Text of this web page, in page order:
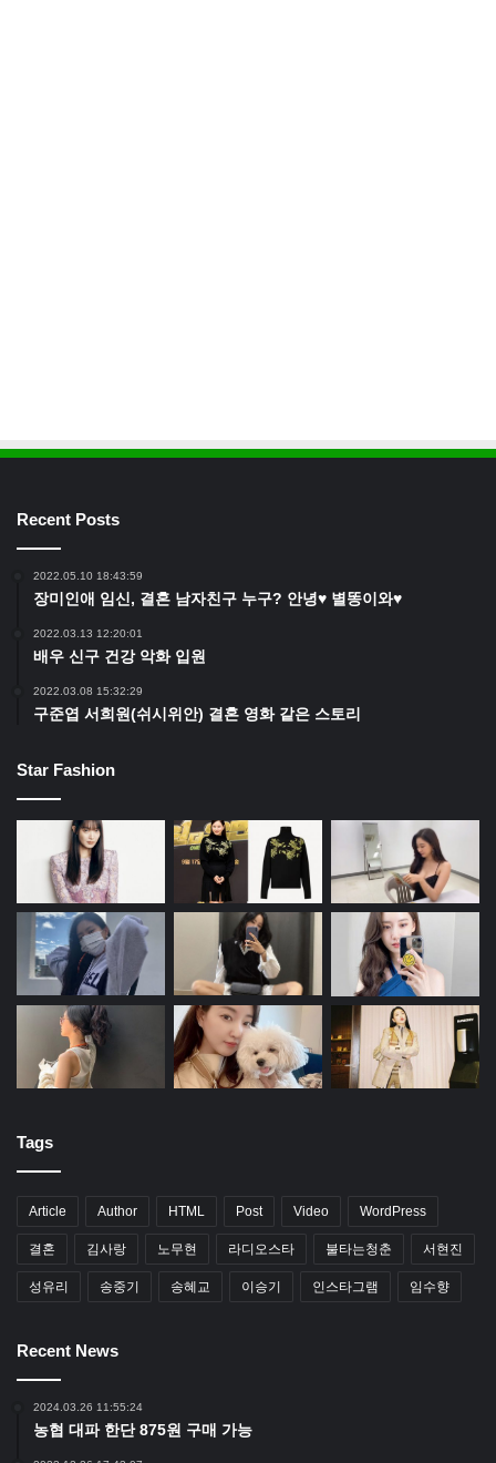
Recent Posts
2022.05.10 18:43:59
장미인애 임신, 결혼 남자친구 누구? 안녕♥ 별똥이와♥
2022.03.13 12:20:01
배우 신구 건강 악화 입원
2022.03.08 15:32:29
구준엽 서희원(쉬시위안) 결혼 영화 같은 스토리
Star Fashion
Tags
Article Author HTML Post Video WordPress
결혼 김사랑 노무현 라디오스타 불타는청춘 서현진
성유리 송중기 송혜교 이승기 인스타그램 임수향
Recent News
2024.03.26 11:55:24
농협 대파 한단 875원 구매 가능